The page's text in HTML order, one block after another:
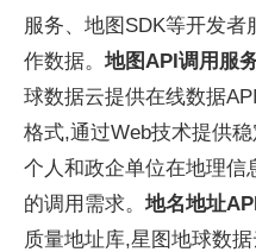
服务、地图SDK等开发者
作数据。 地图API调用服
球数据云提供在线数据
格式,通过Web技术提供
个人和政企单位在地理信
的调用需求。 地名地址
质量地址库,星图地球数